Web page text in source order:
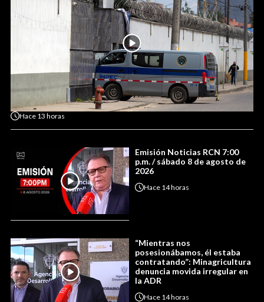
Hace 13 horas
Emisión Noticias RCN 7:00
p.m. / sábado 8 de agosto de
2026
Hace 14 horas
“Mientras nos
posesionábamos, él estaba
contratando”: Minagricultura
denuncia movida irregular en
la ADR
Hace 14 horas